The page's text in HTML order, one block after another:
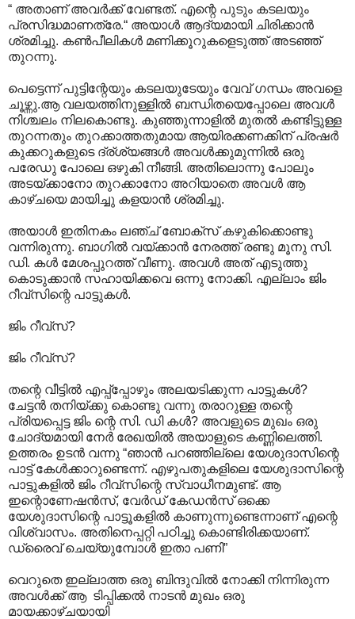
“ അതാണ് അവര്‍ക്ക് വേണ്ടത്. എന്റെ പുടും കടലയും
പ്രസിദ്ധമാണത്രേ.“ അയാള്‍‍ ആദ്യമായി ചിരിക്കാന്‍
ശ്രമിച്ചു. കണ്‍പീലികള്‍ മണിക്കൂറുകളെടുത്ത് അടഞ്ഞ്
തുറന്നു.
പെട്ടെന്ന് പുട്ടിന്റേയും കടലയുടേയും വേവ് ഗന്ധം അവളെ
ചൂഴ്ന്നു.ആ വലയത്തിനുള്ളില്‍ ബന്ധിതയെപ്പോലെ അവള്‍
നിശ്ചലം നിലകൊണ്ടു. കുഞ്ഞുന്നാളില്‍ മുതല്‍ കണ്ടിട്ടുള്ള
തുറന്നതും തുറക്കാത്തതുമായ ആയിരക്കണക്കിന് പ്രഷര്‍
കുക്കറുകളുടെ ദ്ര്ശ്യങ്ങള്‍ അവള്‍ക്കുമുന്നില്‍ ഒരു
പരേഡു പോലെ ഒഴുകി നീങ്ങി. അതിലൊന്നു പോലും
അടയ്ക്കാനോ തുറക്കാനോ അറിയാതെ അവള്‍ ആ
കാഴ്ചയെ മായിച്ചു കളയാന്‍ ശ്രമിച്ചു.
അയാള്‍ ഇതിനകം ലഞ്ച് ബോക്സ് കഴുകിക്കൊണ്ടു
വന്നിരുന്നു. ബാഗില്‍ വയ്ക്കാന്‍ നേരത്ത് രണ്ടു മൂനു സി.
ഡി. കള്‍ മേശപ്പുറത്ത് വീണു. അവള്‍ അത് എടുത്തു
കൊടുക്കാന്‍ സഹായിക്കവെ ഒന്നു നോക്കി. എല്ലാം ജിം
റീവ്സിന്റെ പാട്ടുകള്‍.
ജിം റീവ്സ്?
ജിം റീവ്സ്?
തന്റെ വീട്ടില്‍ എപ്പ്പ്പോഴും അലയടിക്കുന്ന പാട്ടുകള്‍?
ചേട്ടന്‍ തനിയ്ക്കു കൊണ്ടു വന്നു തരാറുള്ള തന്റെ
പ്രിയപ്പെട്ട ജിം ന്റെ സി. ഡി കള്‍? അവളുടെ മുഖം ഒരു
ചോദ്യമായി നേര്‍ രേഖയില്‍ അയാളുടെ കണ്ണിലെത്തി.
ഉത്തരം ഉടന്‍ വന്നു “ഞാന്‍ പറഞ്ഞില്ലെ യേശുദാസിന്റെ
പാട്ട് കേള്‍ക്കാറുണ്ടെന്ന്. എഴുപതുകളിലെ യേശുദാസിന്റെ
പാട്ടുകളില്‍ ജിം റീവ്സിന്റെ സ്വാധീനമുണ്ട്. ആ
ഇന്റൊണേഷന്‍സ്, വേര്‍ഡ് കേഡന്‍സ് ഒക്കെ
യേശുദാസിന്റെ പാട്ടൂകളില്‍ കാണുന്നുണ്ടെന്നാണ് എന്റെ
വിശ്വാസം. അതിനെപ്പറ്റി പഠിച്ചു കൊണ്ടിരിക്കയാണ്.
ഡ്രൈവ് ചെയ്യുമ്പോള്‍ ഇതാ പണി”
വെറുതെ ഇല്ലാത്ത ഒരു ബിന്ദുവില്‍ നോക്കി നിന്നിരുന്ന
അവള്‍ക്ക് ആ ‍ ടിപ്പിക്കല്‍ നാടന്‍ മുഖം ഒരു
മായക്കാഴ്ചയായി